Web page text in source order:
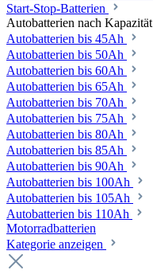
Start-Stop-Batterien
Autobatterien nach Kapazität
Autobatterien bis 45Ah
Autobatterien bis 50Ah
Autobatterien bis 60Ah
Autobatterien bis 65Ah
Autobatterien bis 70Ah
Autobatterien bis 75Ah
Autobatterien bis 80Ah
Autobatterien bis 85Ah
Autobatterien bis 90Ah
Autobatterien bis 100Ah
Autobatterien bis 105Ah
Autobatterien bis 110Ah
Motorradbatterien
Kategorie anzeigen